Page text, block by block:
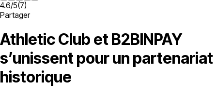
4.6/5(7)
Partager
Athletic Club et B2BINPAY
s’unissent pour un partenariat
historique